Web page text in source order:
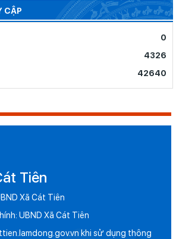
CẬP
0
4326
42640
Tiên
Xã Cát Tiên
UBND Xã Cát Tiên
khi sử dụng thông